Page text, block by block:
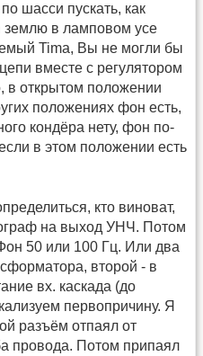
шасси пускать, как
землю в ламповом усе
Tima, Вы не могли бы
вместе с регулятором
в открытом положении
положениях фон есть,
кондёра нету, фон по-
в этом положении есть
кто виноват,
на выход УНЧ. Потом
50 или 100 Гц. Или два
второй - в
вх. каскада (до
первопричину. Я
разъём отпаял от
провода. Потом припаял